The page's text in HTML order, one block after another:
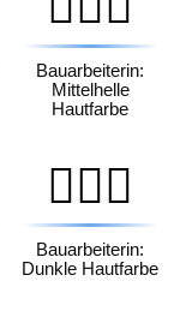
Bauarbeiterin:
Mittelhelle
Hautfarbe
👷🏿‍♀️
Bauarbeiterin:
Dunkle Hautfarbe